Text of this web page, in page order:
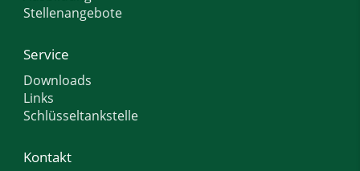
Stellenangebote
Service
Downloads
Links
Schlüsseltankstelle
Kontakt